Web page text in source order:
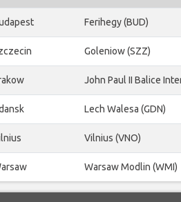
Ferihegy (BUD)
Goleniow (SZZ)
John Paul II Balice
Lech Walesa (GDN)
Vilnius (VNO)
Warsaw Modlin (WMI)